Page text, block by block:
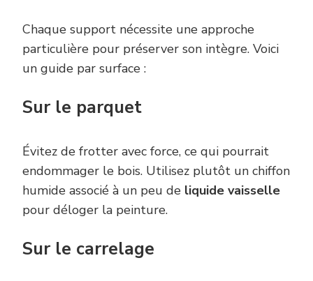
Chaque support nécessite une approche
particulière pour préserver son intègre. Voici
un guide par surface :
Sur le parquet
Évitez de frotter avec force, ce qui pourrait
endommager le bois. Utilisez plutôt un chiffon
humide associé à un peu de liquide vaisselle
pour déloger la peinture.
Sur le carrelage